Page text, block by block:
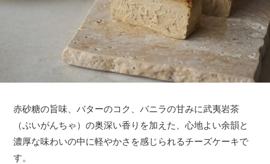
赤砂糖の旨味、バターのコク、バニラの甘みに武夷岩茶
（ぶいがんちゃ）の奥深い香りを加えた、心地よい余韻と
濃厚な味わいの中に軽やかさを感じられるチーズケーキで
す。